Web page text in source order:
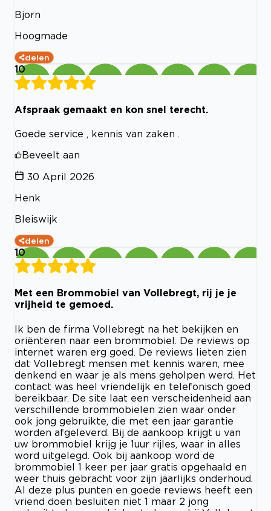
Bjorn
Hoogmade
delen
10
Afspraak gemaakt en kon snel terecht.
Goede service , kennis van zaken .
Beveelt aan
30 April 2026
Henk
Bleiswijk
delen
10
Met een Brommobiel van Vollebregt, rij je je
vrijheid te gemoed.
Ik ben de firma Vollebregt na het bekijken en
oriënteren naar een brommobiel. De reviews op
internet waren erg goed. De reviews lieten zien
dat Vollebregt mensen met kennis waren, mee
denkend en waar je als mens geholpen werd. Het
contact was heel vriendelijk en telefonisch goed
bereikbaar. De site laat een verscheidenheid aan
verschillende brommobielen zien waar onder
ook jong gebruikte, die met een jaar garantie
worden afgeleverd. Bij de aankoop krijgt u van
uw brommobiel krijg je 1uur rijles, waar in alles
word uitgelegd. Ook bij aankoop word de
brommobiel 1 keer per jaar gratis opgehaald en
weer thuis gebracht voor zijn jaarlijks onderhoud.
Al deze plus punten en goede reviews heeft een
vriend doen besluiten niet 1 maar 2 jong